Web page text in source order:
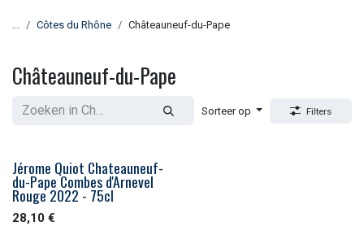
... Côtes du Rhône Châteauneuf-du-Pape
Châteauneuf-du-Pape
Sorteer op Filters
Jérome Quiot Chateauneuf-
du-Pape Combes d'Arnevel
Rouge 2022 - 75cl
28,10 €